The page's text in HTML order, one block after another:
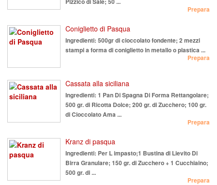
Prepara
Coniglietto di Pasqua
Ingredienti: 500gr di cioccolato fondente; 2 mezzi
stampi a forma di coniglietto in metallo o plastica ...
Prepara
Cassata alla siciliana
Ingredienti: 1 Pan Di Spagna Di Forma Rettangolare;
500 gr. di Ricotta Dolce; 200 gr. di Zucchero; 100 gr.
di Cioccolato Ama ...
Prepara
Kranz di pasqua
Ingredienti: Per L impasto;1 Bustina di Lievito Di
Birra Granulare; 150 gr. di Zucchero + 1 Cucchiaino;
500 gr. di ...
Prepara